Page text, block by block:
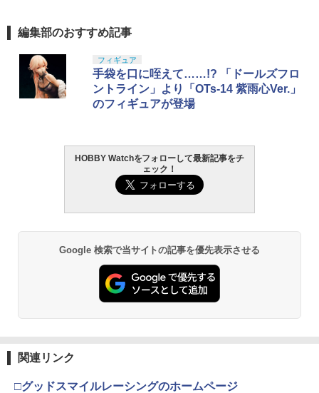
編集部のおすすめ記事
フィギュア
手袋を口に咥えて……!? 「ドールズフロ
ントライン」より「OTs-14 紫雨心Ver.」
のフィギュアが登場
HOBBY Watchをフォローして最新記事をチ
ェック！
Google 検索で当サイトの記事を優先表示させる
関連リンク
□グッドスマイルレーシングのホームページ